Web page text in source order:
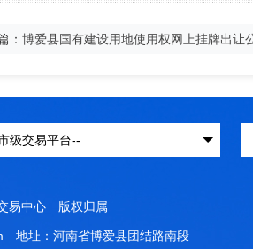
： 博爱县国有建设用地使用权网上挂牌出让
易中心 版权归属
地址：河南省博爱县团结路南段